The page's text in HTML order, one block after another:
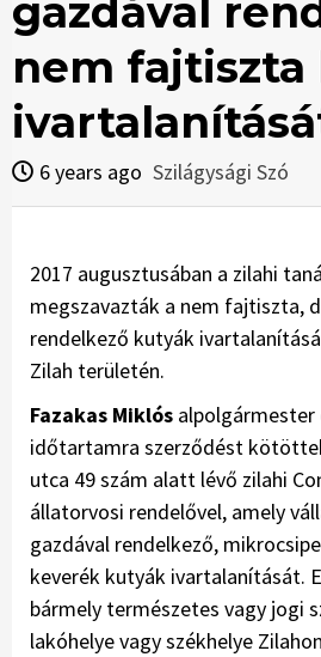
gazdával
nem fajtiszta
6 years ago Szilágysági Szó
2017 augusztusában a zilahi
megszavazták a nem fajtiszta,
rendelkező kutyák
Zilah területén.
Fazakas Miklós alpolgármester
időtartamra szerződést
utca 49 szám alatt lévő zilahi
állatorvosi rendelővel, amely
gazdával rendelkező,
keverék kutyák ivartalanítását.
bármely természetes vagy jogi
lakóhelye vagy székhelye